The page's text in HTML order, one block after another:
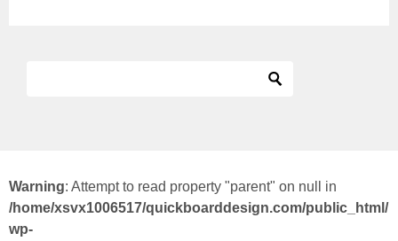
Warning: Attempt to read property "parent" on null in
/home/xsvx1006517/quickboarddesign.com/public_html/
wp-